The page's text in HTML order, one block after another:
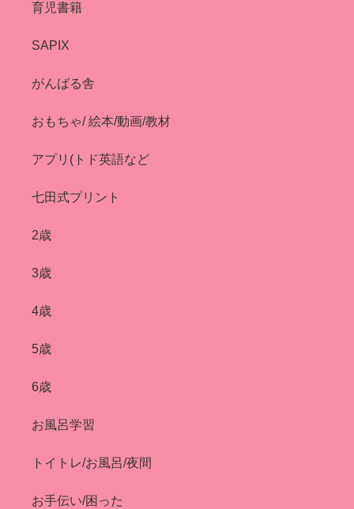
育児書籍
SAPIX
がんばる舎
おもちゃ/ 絵本/動画/教材
アプリ(トド英語など
七田式プリント
2歳
3歳
4歳
5歳
6歳
お風呂学習
トイトレ/お風呂/夜間
お手伝い/困った